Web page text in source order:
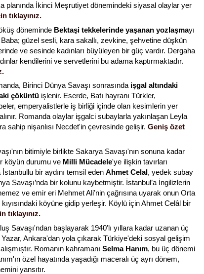
planında İkinci Meşrutiyet dönemindeki siyasal olaylar yer
tıklayınız.
döneminde Bektaşi tekkelerinde yaşanan yozlaşmayı
güzel sesli, kara sakallı, zevkine, şehvetine düşkün
ve sesinde kadınları büyüleyen bir güç vardır. Dergaha
kendilerini ve servetlerini bu adama kaptırmaktadır.
Birinci Dünya Savaşı sonrasında işgal altındaki
çöküntüişlenir. Eserde, Batı hayranı Türkler,
emperyalistlerle iş birliği içinde olan kesimlerin yer
Romanda olaylar işgalci subaylarla yakınlaşan Leyla
sahip nişanlısı Necdet'in çevresinde gelişir. Geniş özet
bitimiyle birlikte Sakarya Savaşı'nın sonuna kadar
köyün durumu ve Milli Mücadele'ye ilişkin tavırları
bir aydını temsil eden Ahmet Celal, yedek subay
Savaşı’nda bir kolunu kaybetmiştir. İstanbul’a İngilizlerin
ve emir eri Mehmet Ali’nin çağrısına uyarak onun Orta
köyüne gidip yerleşir. Köylü için Ahmet Celâl bir
tıklayınız.
Savaşı'ndan başlayarak 1940'lı yıllara kadar uzanan üç
Yazar, Ankara'dan yola çıkarak Türkiye'deki sosyal gelişim
Romanın kahramanı Selma Hanım, bu üç dönemi
özel hayatında yaşadığı maceralı üç ayrı dönem,
yansıtır.